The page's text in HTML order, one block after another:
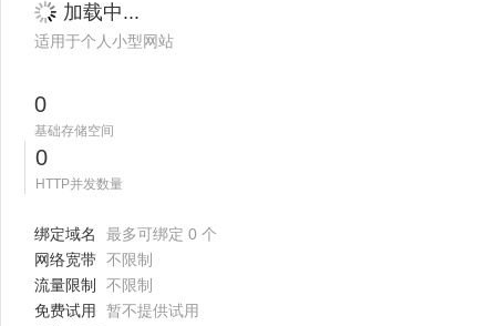
加载中...
适用于个人小型网站
0
基础存储空间
0
HTTP并发数量
绑定域名
最多可绑定 0 个
网络宽带 不限制
流量限制
不限制
免费试用
暂不提供试用